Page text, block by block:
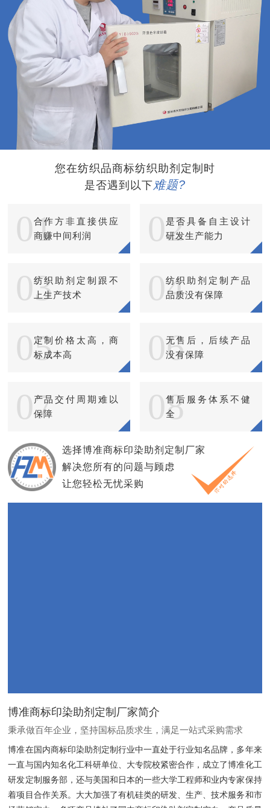
您在纺织品商标纺织助剂定制时
是否遇到以下难题?
01
合作方非直接供应
商赚中间利润
02是否具备自主设计
研发生产能力
03
纺织助剂定制跟不
上生产技术
04
纺织助剂定制产品
品质没有保障
05定制价格太高，商
标成本高
06无售后，后续产品
没有保障
07产品交付周期难以
保障
08
售后服务体系不健
全
选择博准商标印染助剂定制厂家
解决您所有的问题与顾虑
让您轻松无忧采购
博准商标印染助剂定制厂家简介
秉承做百年企业，坚持国标品质求生，满足一站式采购需求
博准在国内商标印染助剂定制行业中一直处于行业知名品牌，多年来
一直与国内知名化工科研单位、大专院校紧密合作，成立了博准化工
研发定制服务部，还与美国和日本的一些大学工程师和业内专家保持
着项目合作关系。大大加强了有机硅类的研发、生产、技术服务和市